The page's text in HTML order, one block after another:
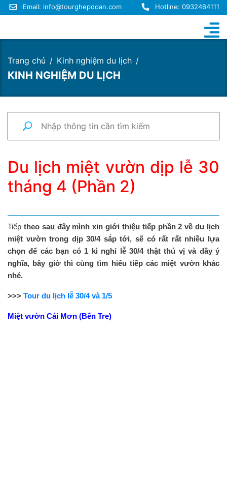
Email: info@tourghepdoan.com Hotline: 0932464111
Trang chủ Kinh nghiệm du lịch
KINH NGHIỆM DU LỊCH
Du lịch miệt vườn dịp lễ 30
tháng 4 (Phần 2)
Tiếp theo sau đây mình xin giới thiệu tiếp phần 2 về du lịch
miệt vườn trong dịp 30/4 sắp tới, sẽ có rất rất nhiều lựa
chọn để các bạn có 1 kì nghỉ lễ 30/4 thật thú vị và đầy ý
nghĩa, bây giờ thì cùng tìm hiểu tiếp các miệt vườn khác
nhé.
>>> Tour du lịch lễ 30/4 và 1/5
Miệt vườn Cái Mơn (Bến Tre)